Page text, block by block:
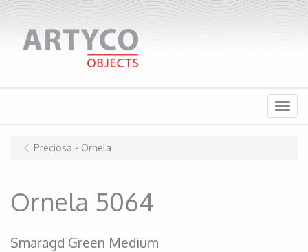
Menu
Preciosa - Ornela
Ornela 5064
Smaragd Green Medium